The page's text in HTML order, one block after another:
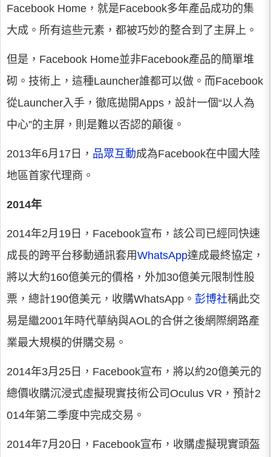
Facebook Home，就是Facebook多年產品成功的集
大成。所有這些元素，都被巧妙的整合到了主屏上。
但是，Facebook Home並非Facebook產品的簡單堆
砌。技術上，這種Launcher誰都可以做。而Facebook
從Launcher入手，徹底拋開Apps，設計一個“以人為
中心”的主屏，則是難以否認的顛復。
2013年6月17日， 品眾互動成為Facebook在中國大陸
地區首家代理商。
2014年
2014年2月19日，Facebook宣布，該公司已經同快速
成長的跨平台移動通訊套用WhatsApp達成最終協定，
將以大約160億美元的價格，外加30億美元限制性股
票，總計190億美元，收購WhatsApp。 彭博社稱此交
易是繼2001年時代華納與AOL的合併之後網際網路產
業最大規模的併購交易。
2014年3月25日，Facebook宣布，將以約20億美元的
總價收購沉浸式虛擬現實技術公司Oculus VR，預計2
014年第二季度中完成交易。
2014年7月20日，Facebook宣布，收購虛擬現實頭盔